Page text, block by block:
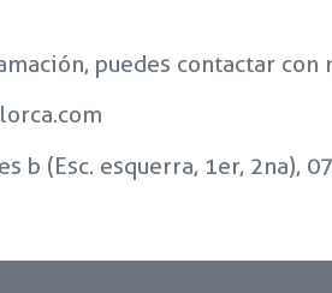
puedes contactar con
b (Esc. esquerra, 1er, 2na),